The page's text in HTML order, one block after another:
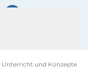
Unterricht und Konzepte